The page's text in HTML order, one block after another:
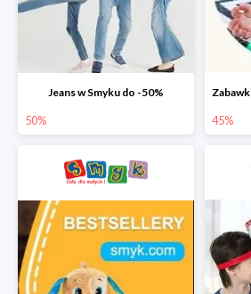
Jeans w Smyku do -50%
50% 45%